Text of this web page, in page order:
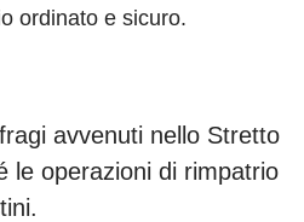
ordinato e sicuro.
avvenuti nello Stretto
le operazioni di rimpatrio